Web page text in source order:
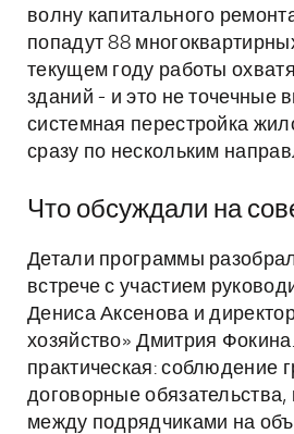
волну капитального
попадут 88
текущем году работы
зданий - и это не точечные
системная перестройка
сразу по нескольким
Что обсуждали на
Детали программы
встрече с участием
Дениса Аксенова и
хозяйство» Дмитрия
практическая: соблюдение
договорные обязательства,
между подрядчиками на